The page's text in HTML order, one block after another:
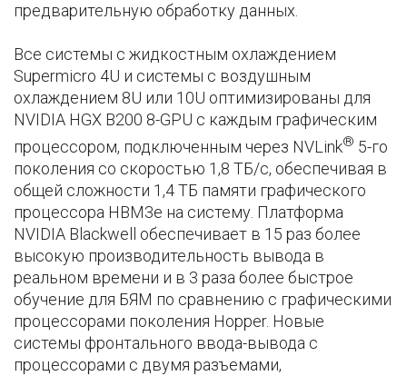
предварительную обработку данных.
Все системы с жидкостным охлаждением
Supermicro 4U и системы с воздушным
охлаждением 8U или 10U оптимизированы для
NVIDIA HGX B200 8-GPU с каждым графическим
процессором, подключенным через NVLink® 5-го
поколения со скоростью 1,8 ТБ/с, обеспечивая в
общей сложности 1,4 ТБ памяти графического
процессора HBM3e на систему. Платформа
NVIDIA Blackwell обеспечивает в 15 раз более
высокую производительность вывода в
реальном времени и в 3 раза более быстрое
обучение для БЯМ по сравнению с графическими
процессорами поколения Hopper. Новые
системы фронтального ввода-вывода с
процессорами с двумя разъемами,